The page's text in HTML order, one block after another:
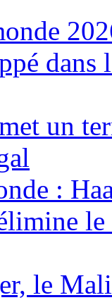
dans
un
:
le